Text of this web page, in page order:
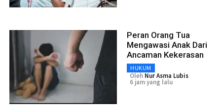
Peran Orang Tua
Mengawasi Anak Dari
Ancaman Kekerasan
HUKUM
Oleh Nur Asma Lubis
6 jam yang lalu